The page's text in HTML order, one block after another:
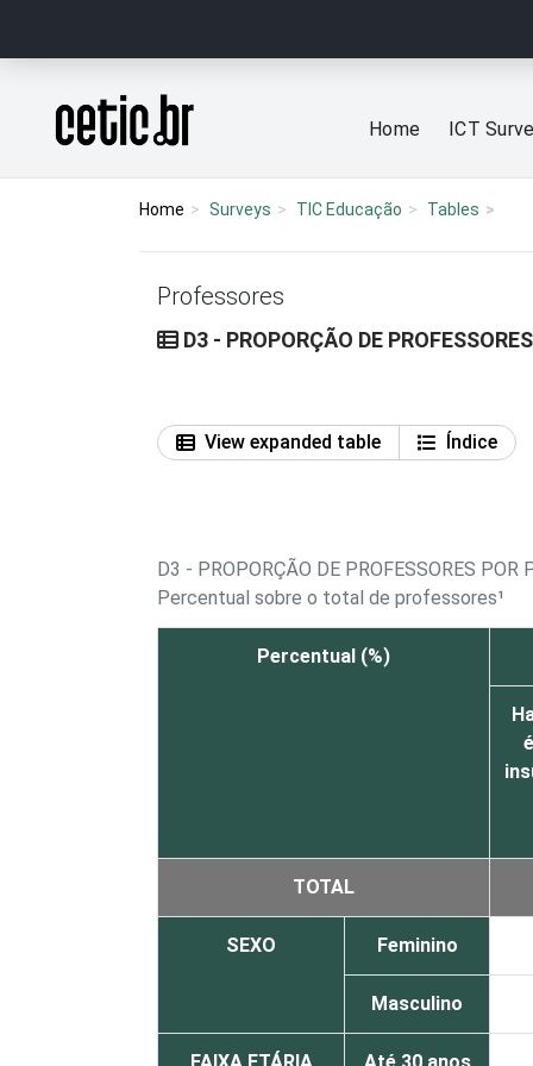
Página inicial
Home ICT
Home Surveys TIC Educação Tables
Professores
D3 - PROPORÇÃO DE
View expanded table Índice
D3 - PROPORÇÃO DE PROFESSORES
Percentual sobre o total de professores¹
Percentual (%)
TOTAL
SEXO Feminino
Masculino